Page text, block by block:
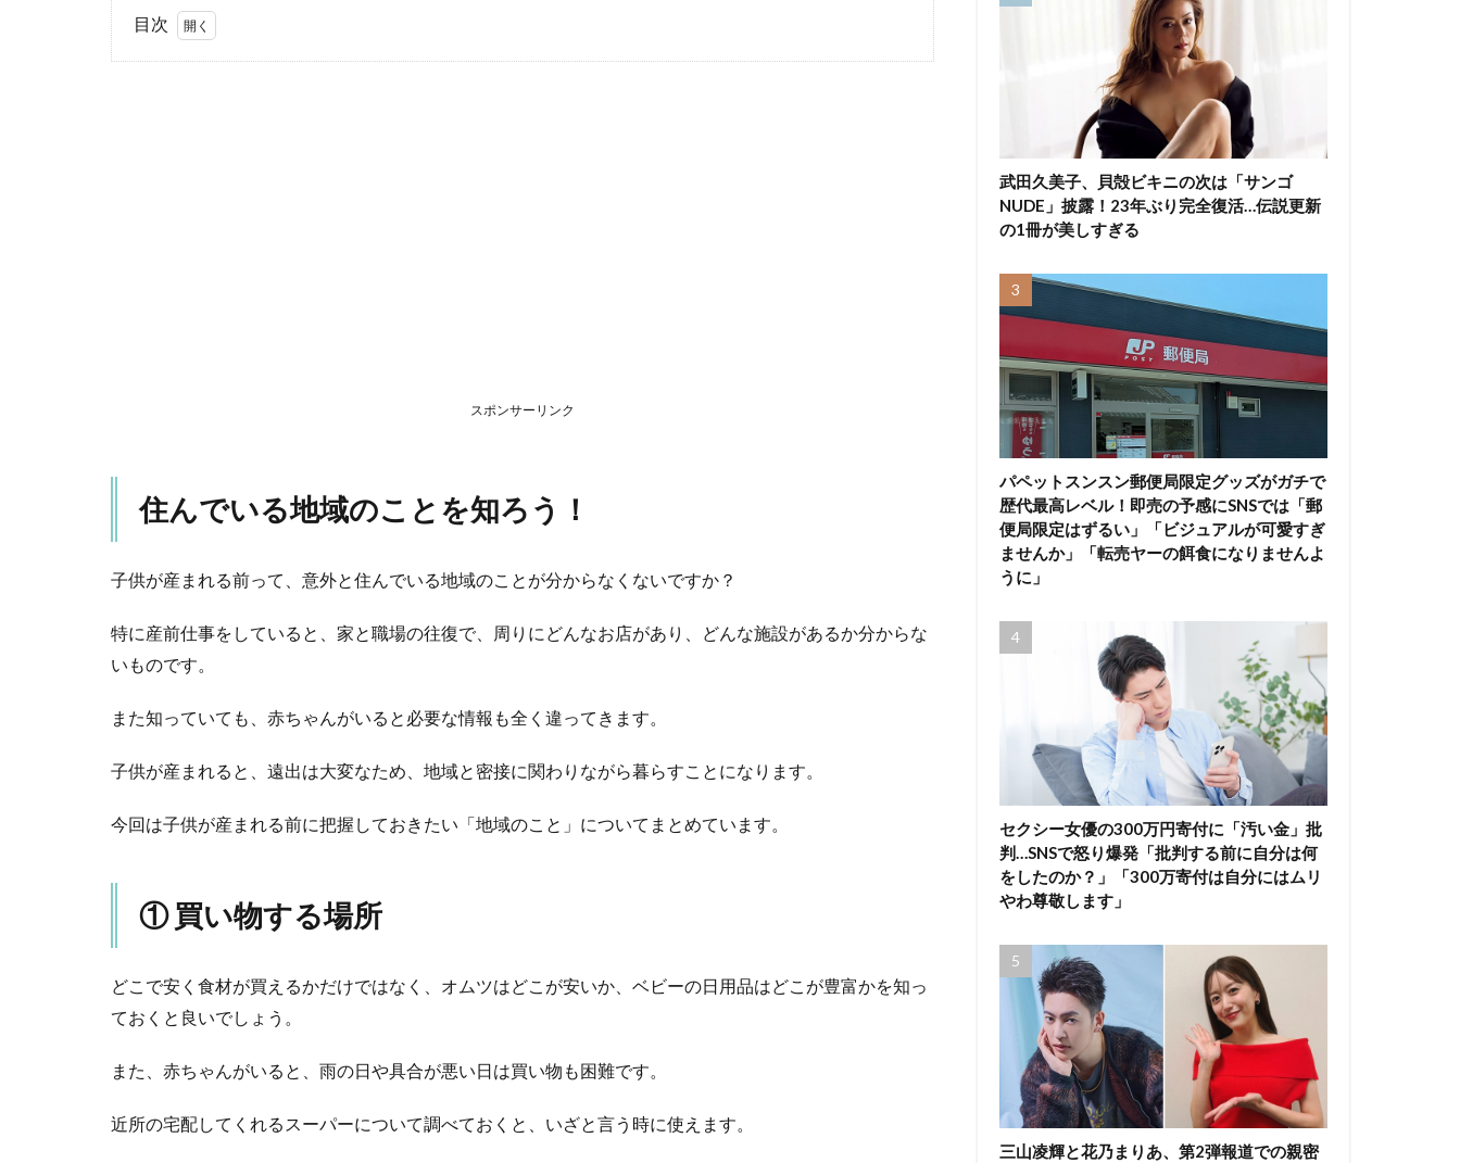
目次
3
②
隣
の
児
科
③
供
遊
ぶ
5
し
も
時
の
け
スポンサーリンク
住んでいる地域のことを知ろう！
子供が産まれる前って、意外と住んでいる地域のことが分からなくないですか？
特に産前仕事をしていると、家と職場の往復で、周りにどんなお店があり、どんな施設があるか分からな
いものです。
また知っていても、赤ちゃんがいると必要な情報も全く違ってきます。
子供が産まれると、遠出は大変なため、地域と密接に関わりながら暮らすことになります。
今回は子供が産まれる前に把握しておきたい「地域のこと」についてまとめています。
① 買い物する場所
どこで安く食材が買えるかだけではなく、オムツはどこが安いか、ベビーの日用品はどこが豊富かを知っ
ておくと良いでしょう。
また、赤ちゃんがいると、雨の日や具合が悪い日は買い物も困難です。
近所の宅配してくれるスーパーについて調べておくと、いざと言う時に使えます。
武田久美子、貝殻ビキニの次は「サンゴ
NUDE」披露！23年ぶり完全復活…伝説更新
の1冊が美しすぎる
パペットスンスン郵便局限定グッズがガチで
歴代最高レベル！即売の予感にSNSでは「郵
便局限定はずるい」「ビジュアルが可愛すぎ
ませんか」「転売ヤーの餌食になりませんよ
うに」
セクシー女優の300万円寄付に「汚い金」批
判…SNSで怒り爆発「批判する前に自分は何
をしたのか？」「300万寄付は自分にはムリ
やわ尊敬します」
三山凌輝と花乃まりあ、第2弾報道での親密